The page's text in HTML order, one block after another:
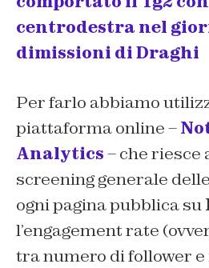
centrodestra nel
dimissioni di Draghi
Per farlo abbiamo
piattaforma online –
Analytics– che riesce
screening generale
ogni pagina pubblica su
l’engagement rate
tra numero di follower